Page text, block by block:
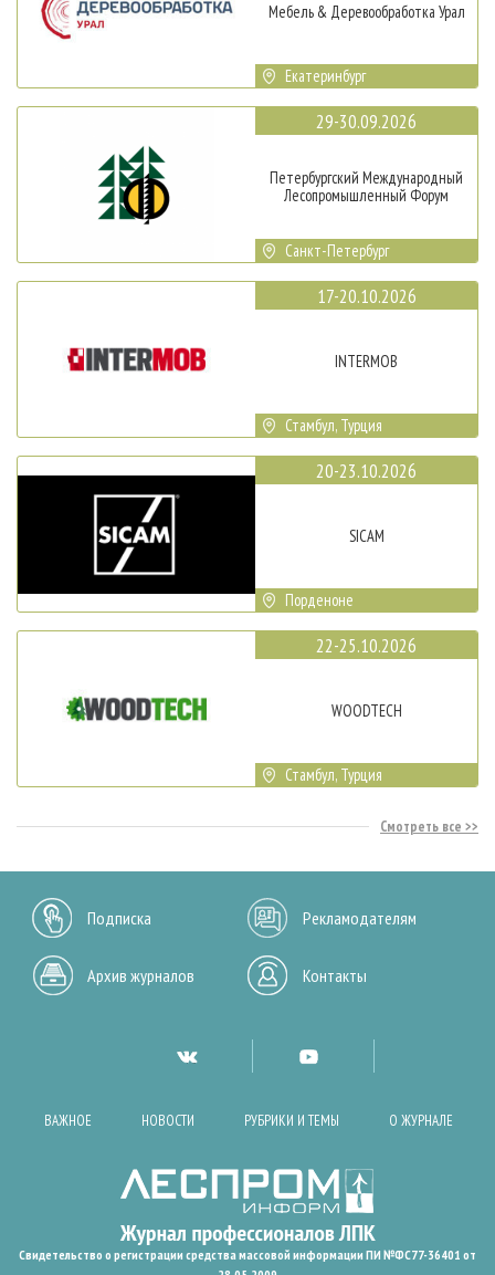
Мебель & Деревообработка Урал
Екатеринбург
29-30.09.2026
Петербургский Международный
Лесопромышленный Форум
Санкт-Петербург
17-20.10.2026
INTERMOB
Стамбул, Турция
20-23.10.2026
SICAM
Порденоне
22-25.10.2026
WOODTECH
Стамбул, Турция
Смотреть все
Подписка Рекламодателям
Архив журналов Контакты
ВАЖНОЕ НОВОСТИ РУБРИКИ И ТЕМЫ О ЖУРНАЛЕ
Свидетельство о регистрации средства массовой информации ПИ №ФС77-36401 от